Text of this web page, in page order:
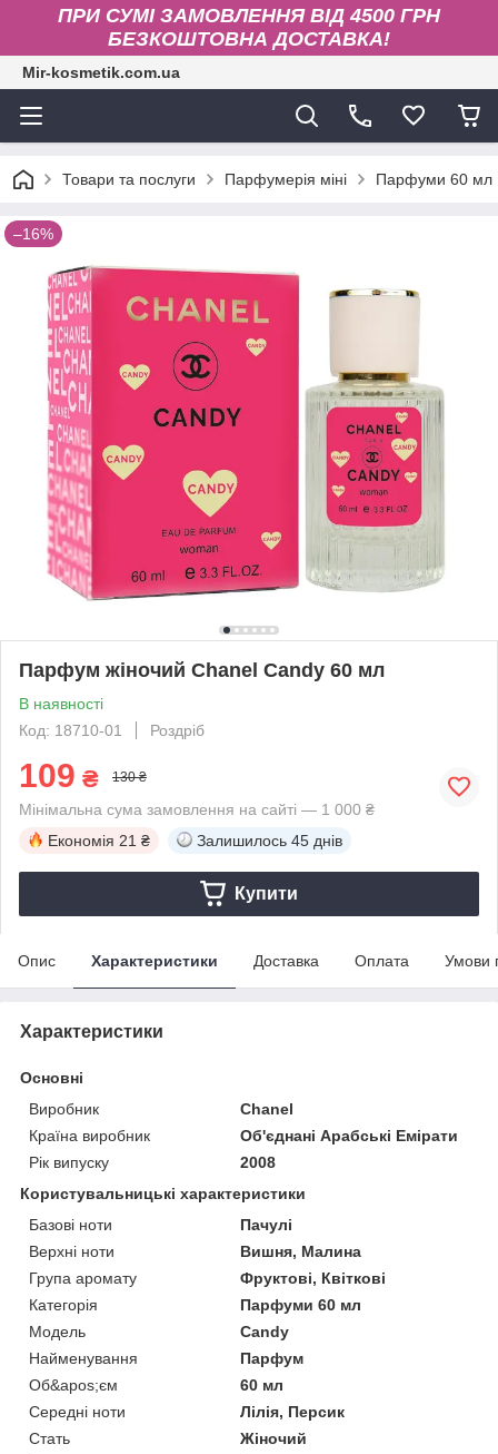
ПРИ СУМІ ЗАМОВЛЕННЯ ВІД 4500 ГРН
БЕЗКОШТОВНА ДОСТАВКА!
Mir-kosmetik.com.ua
Товари та послуги Парфумерія міні Парфуми 60 мл
–16%
Парфум жіночий Chanel Candy 60 мл
В наявності
Код: 18710-01
Роздріб
109 ₴ 130 ₴
Мінімальна сума замовлення на сайті — 1 000 ₴
Економія 21 ₴ Залишилось 45 днів
Купити
Опис Характеристики Доставка Оплата Умови
Характеристики
Основні
Виробник
Chanel
Країна виробник
Об'єднані Арабські Емірати
Рік випуску
2008
Користувальницькі характеристики
Базові ноти
Пачулі
Верхні ноти
Вишня, Малина
Група аромату
Фруктові, Квіткові
Категорія
Парфуми 60 мл
Мoдель
Candy
Найменування
Парфум
Об&apos;єм
60 мл
Середні ноти
Лілія, Персик
Стать
Жіночий